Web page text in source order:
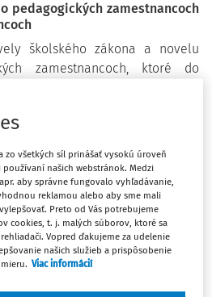
pedagogických zamestnancoch
školského zákona a novelu
zamestnancoch, ktoré do
Z. z.mení § 33 odsek 10 znie:
školách možno zriadiť
príbuzných študijných
triedu pre niekoľko príbuzných
vyučovanie každého odborného
najmenej ôsmich žiakov toho istého
zo všetkých síl prinášať vysokú úroveň
našich webstránok. Medzi
aby správne fungovalo vyhľadávanie,
reklamou alebo aby sme mali
Preto od Vás potrebujeme
cookies, t. j. malých súborov, ktoré sa
Vopred ďakujeme za udelenie
našich služieb a prispôsobenie
Viac informácií